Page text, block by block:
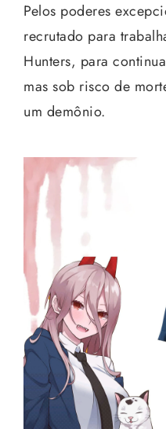
Pelos poderes
recrutado para
Hunters, para
mas sob risco de
um demônio.